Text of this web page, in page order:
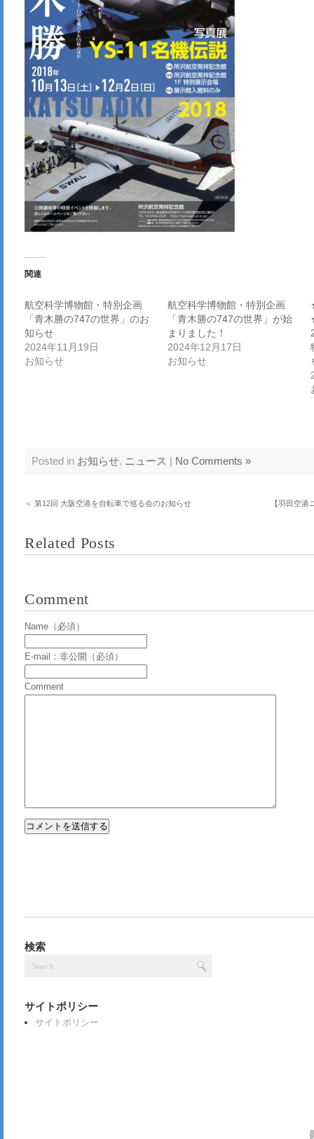
関連
航空科学博物館・特別企画
「青木勝の747の世界」のお
知らせ
2024年11月19日
お知らせ
航空科学博物館・特別企画
「青木勝の747の世界」が始
まりました！
2024年12月17日
お知らせ
Posted in お知らせ, ニュース | No Comments »
＜ 第12回 大阪空港を自転車で巡る会のお知らせ 【羽田空
Related Posts
Comment
Name（必須）
E-mail：非公開（必須）
Comment
検索
サイトポリシー
サイトポリシー